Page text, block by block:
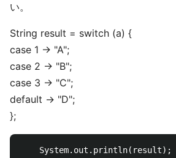
い。
String result = switch (a) {
case 1 -> "A";
case 2 -> "B";
case 3 -> "C";
default -> "D";
};